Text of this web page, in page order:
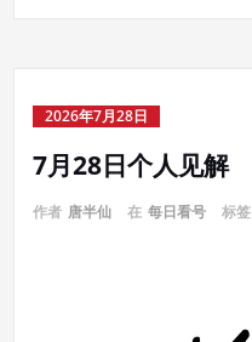
2026年7月28日
7月28日个人见解
作者 唐半仙 在 每日看号 标签